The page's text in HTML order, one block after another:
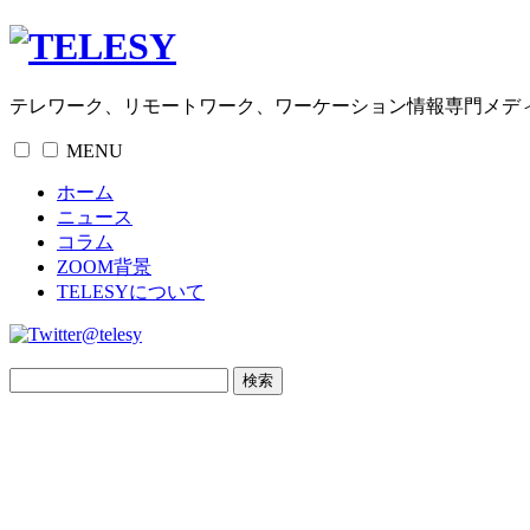
テレワーク、リモートワーク、ワーケーション情報専門メデ
MENU
ホーム
ニュース
コラム
ZOOM背景
TELESYについて
@telesy